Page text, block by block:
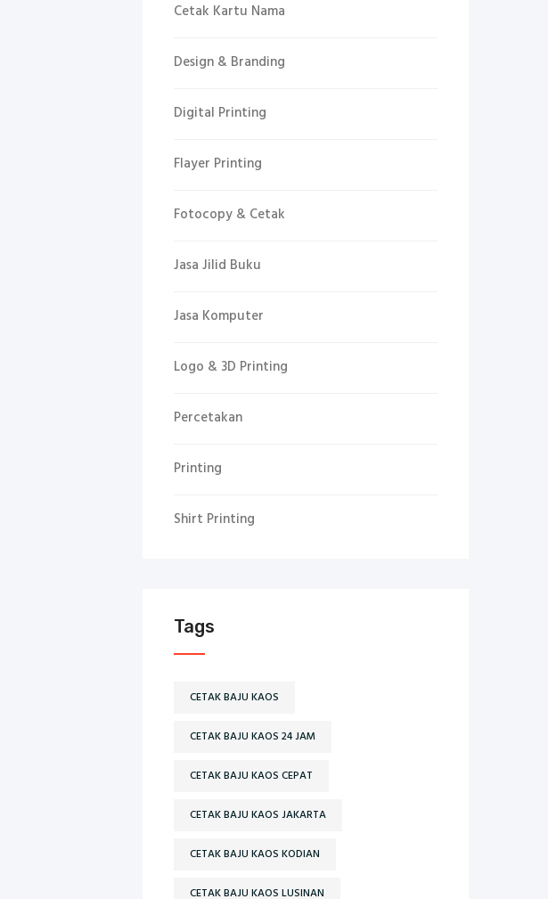
Cetak Kartu Nama
Design & Branding
Digital Printing
Flayer Printing
Fotocopy & Cetak
Jasa Jilid Buku
Jasa Komputer
Logo & 3D Printing
Percetakan
Printing
Shirt Printing
Tags
CETAK BAJU KAOS
CETAK BAJU KAOS 24 JAM
CETAK BAJU KAOS CEPAT
CETAK BAJU KAOS JAKARTA
CETAK BAJU KAOS KODIAN
CETAK BAJU KAOS LUSINAN